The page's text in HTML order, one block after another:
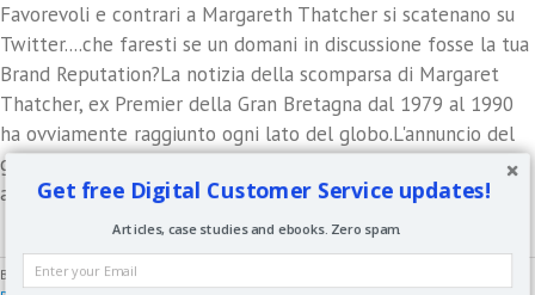
Favorevoli e contrari a Margareth Thatcher si scatenano su
Twitter....che faresti se un domani in discussione fosse la tua
Brand Reputation?La notizia della scomparsa di Margaret
Thatcher, ex Premier della Gran Bretagna dal 1979 al 1990
ha ovviamente raggiunto ogni lato del globo.L'annuncio del
governo Britannico che i funerali della Lady di ferro
avverranno in [...]
By Paolo Fabrizio | Aprile 9th, 2013
Get free Digital Customer Service updates!
Articles, case studies and ebooks. Zero spam.